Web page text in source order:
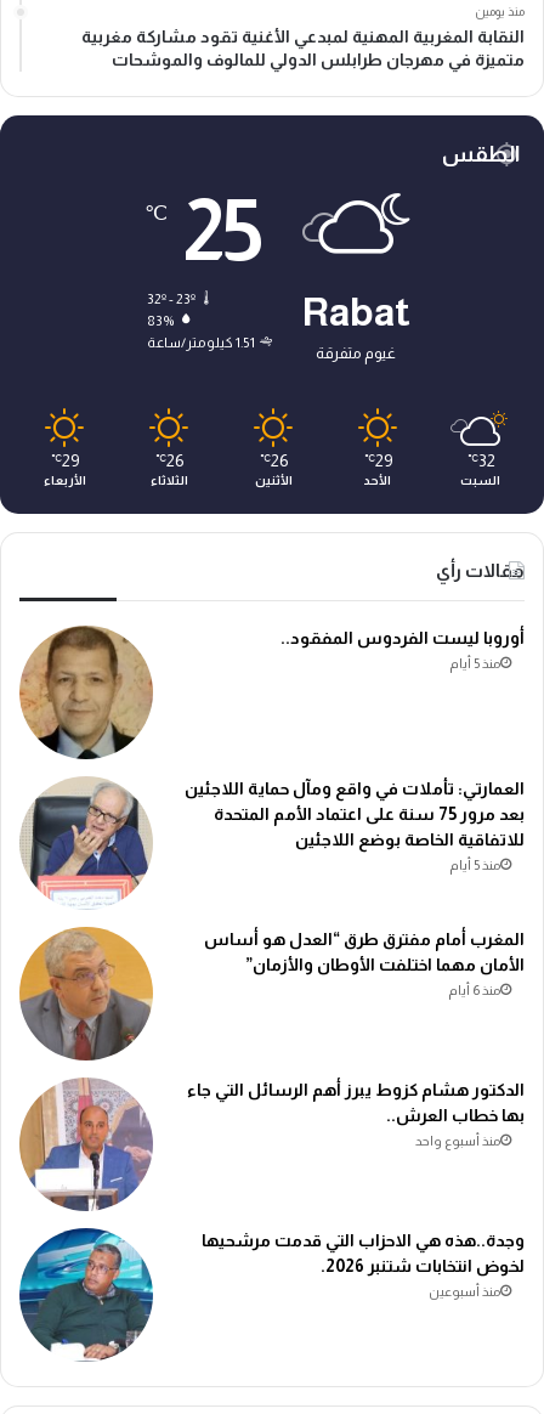
منذ يومين
النقابة المغربية المهنية لمبدعي الأغنية تقود مشاركة مغربية
متميزة في مهرجان طرابلس الدولي للمالوف والموشحات
الطقس
Rabat
غيوم متفرقة
25
℃
32º - 23º
83%
1.51 كيلومتر/ساعة
32
℃
السبت
29
℃
الأحد
26
℃
الأثنين
26
℃
الثلاثاء
29
℃
الأربعاء
مقالات رأي
أوروبا ليست الفردوس المفقود..
منذ 5 أيام
العمارتي: تأملات في واقع ومآل حماية اللاجئين
بعد مرور 75 سنة على اعتماد الأمم المتحدة
للاتفاقية الخاصة بوضع اللاجئين
منذ 5 أيام
المغرب أمام مفترق طرق “العدل هو أساس
الأمان مهما اختلفت الأوطان والأزمان”
منذ 6 أيام
الدكتور هشام كزوط يبرز أهم الرسائل التي جاء
بها خطاب العرش..
منذ أسبوع واحد
وجدة..هذه هي الاحزاب التي قدمت مرشحيها
لخوض انتخابات شتنبر 2026.
منذ أسبوعين